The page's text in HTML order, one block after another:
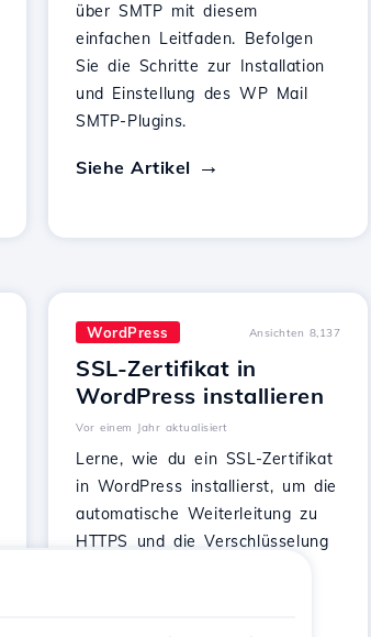
über SMTP mit diesem
einfachen Leitfaden. Befolgen
Sie die Schritte zur Installation
und Einstellung des WP Mail
SMTP-Plugins.
Siehe Artikel
WordPress Ansichten 8,137
SSL-Zertifikat in
WordPress installieren
Vor einem Jahr aktualisiert
Lerne, wie du ein SSL-Zertifikat
in WordPress installierst, um die
automatische Weiterleitung zu
HTTPS und die Verschlüsselung